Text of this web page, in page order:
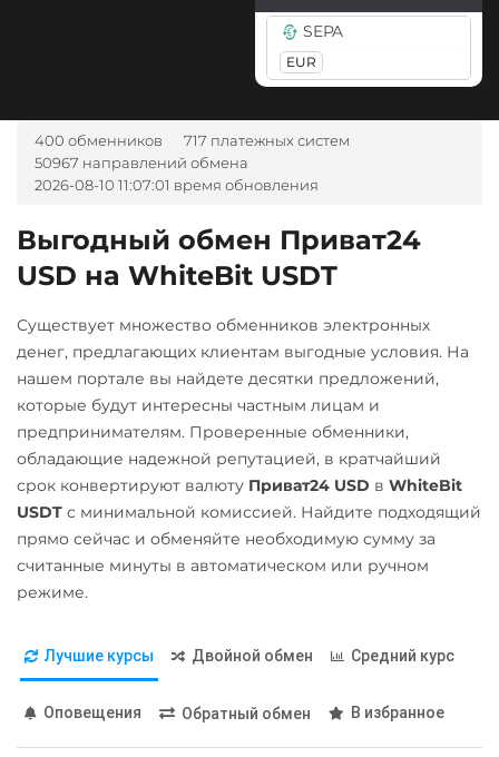
USD EUR
TRY
ОТП Банк
UAH
UAH
ПУМБ UAH
Райффайзен
Счет ИП/ООО
UAH
УкрСиббанк UAH
SEPA
EUR
400 обменников
717 платежных систем
50967 направлений обмена
2026-08-10 11:07:01 время обновления
Выгодный обмен Приват24
USD на WhiteBit USDT
Существует множество обменников электронных
денег, предлагающих клиентам выгодные условия. На
нашем портале вы найдете десятки предложений,
которые будут интересны частным лицам и
предпринимателям. Проверенные обменники,
обладающие надежной репутацией, в кратчайший
срок конвертируют валюту Приват24 USD в WhiteBit
USDT с минимальной комиссией. Найдите подходящий
прямо сейчас и обменяйте необходимую сумму за
считанные минуты в автоматическом или ручном
режиме.
Лучшие курсы Двойной обмен Средний курс
Оповещения Обратный обмен В избранное